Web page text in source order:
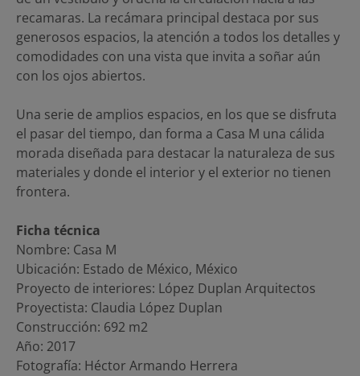
recamaras. La recámara principal destaca por sus
generosos espacios, la atención a todos los detalles y
comodidades con una vista que invita a soñar aún
con los ojos abiertos.
Una serie de amplios espacios, en los que se disfruta
el pasar del tiempo, dan forma a Casa M una cálida
morada diseñada para destacar la naturaleza de sus
materiales y donde el interior y el exterior no tienen
frontera.
Ficha técnica
Nombre: Casa M
Ubicación: Estado de México, México
Proyecto de interiores: López Duplan Arquitectos
Proyectista: Claudia López Duplan
Construcción: 692 m2
Año: 2017
Fotografía: Héctor Armando Herrera